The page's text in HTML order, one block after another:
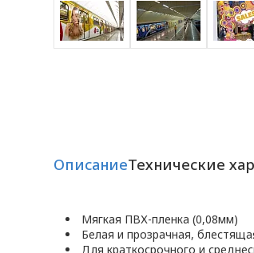
ОписаниеТехнические
Мягкая ПВХ-пленка (0,08мм)
Белая и прозрачная,
Для краткосрочного и